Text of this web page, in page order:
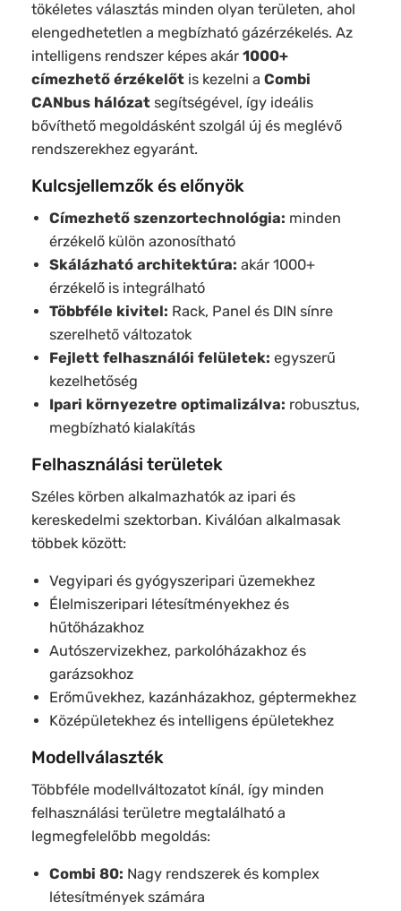
tökéletes választás minden olyan területen, ahol
elengedhetetlen a megbízható gázérzékelés. Az
intelligens rendszer képes akár 1000+
címezhető érzékelőt is kezelni a Combi
CANbus hálózat segítségével, így ideális
bővíthető megoldásként szolgál új és meglévő
rendszerekhez egyaránt.
Kulcsjellemzők és előnyök
Címezhető szenzortechnológia: minden
érzékelő külön azonosítható
Skálázható architektúra: akár 1000+
érzékelő is integrálható
Többféle kivitel: Rack, Panel és DIN sínre
szerelhető változatok
Fejlett felhasználói felületek: egyszerű
kezelhetőség
Ipari környezetre optimalizálva: robusztus,
megbízható kialakítás
Felhasználási területek
Széles körben alkalmazhatók az ipari és
kereskedelmi szektorban. Kiválóan alkalmasak
többek között:
Vegyipari és gyógyszeripari üzemekhez
Élelmiszeripari létesítményekhez és
hűtőházakhoz
Autószervizekhez, parkolóházakhoz és
garázsokhoz
Erőművekhez, kazánházakhoz, géptermekhez
Középületekhez és intelligens épületekhez
Modellválaszték
Többféle modellváltozatot kínál, így minden
felhasználási területre megtalálható a
legmegfelelőbb megoldás:
Combi 80: Nagy rendszerek és komplex
létesítmények számára